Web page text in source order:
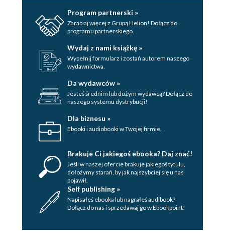
Program partnerski »
Zarabiaj więcej z Grupą Helion! Dołącz do
programu partnerskiego.
Wydaj z nami książkę »
Wypełnij formularz i zostań autorem naszego
wydawnictwa.
Da wydawców »
Jesteś średnim lub dużym wydawcą? Dołącz do
naszego systemu dystrybucji!
Dla biznesu »
Ebooki i audiobooki w Twojej firmie.
Brakuje Ci jakiegoś ebooka? Daj znać!
Jeśli w naszej ofercie brakuje jakiegoś tytulu,
dołożymy starań, by jak najszybciej się u nas
pojawił.
Self publishing »
Napisałeś ebooka lub nagrałeś audibook?
Dołącz do nas i sprzedawaj go w Ebookpoint!